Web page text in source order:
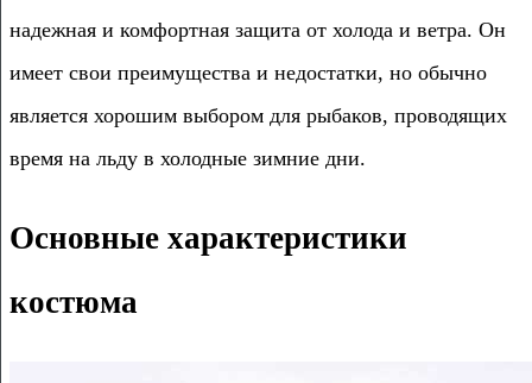
надежная и комфортная защита от холода и ветра. Он
имеет свои преимущества и недостатки, но обычно
является хорошим выбором для рыбаков, проводящих
время на льду в холодные зимние дни.
Основные характеристики
костюма